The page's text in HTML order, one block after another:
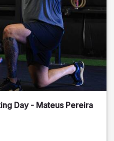
Day - Mateus Pereira